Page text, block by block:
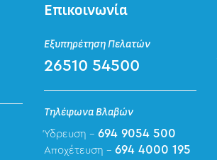
Επικοινωνία
Εξυπηρέτηση Πελατών
26510 54500
Τηλέφωνα Βλαβών
Ύδρευση -694 9054 500
Αποχέτευση -694 4000 195